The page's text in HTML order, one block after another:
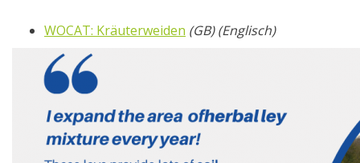
WOCAT: Kräuterweiden (GB) (Englisch)